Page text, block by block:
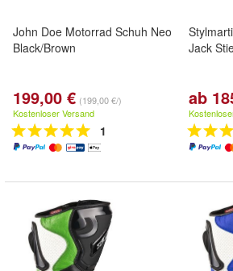
John Doe Motorrad Schuh Neo
Black/Brown
199,00 € (199,00 €/)
Kostenloser Versand
1
Jack
ab